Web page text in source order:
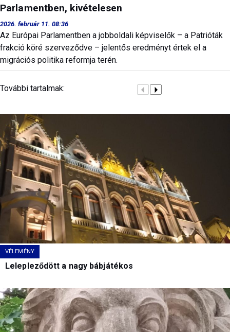
Parlamentben, kivételesen
2026. február 11. 08:36
Az Európai Parlamentben a jobboldali képviselők – a Patrióták
frakció köré szerveződve – jelentős eredményt értek el a
migrációs politika reformja terén.
További tartalmak:
VÉLEMÉNY
Lelepleződött a nagy bábjátékos